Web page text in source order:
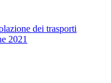
dei trasporti
2021